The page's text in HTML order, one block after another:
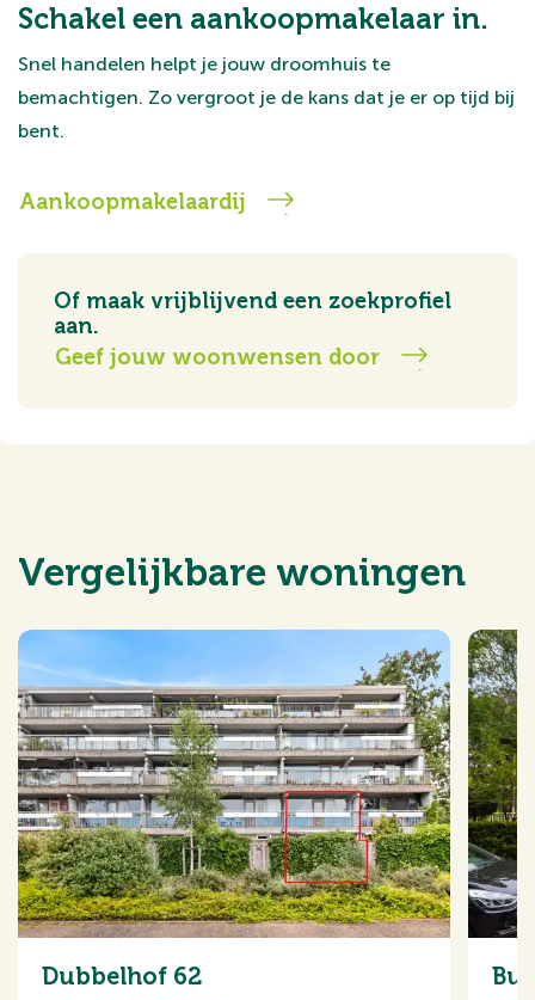
Schakel een aankoopmakelaar in.
Snel handelen helpt je jouw droomhuis te
bemachtigen. Zo vergroot je de kans dat je er op tijd bij
bent.
Aankoopmakelaardij
Of maak vrijblijvend een zoekprofiel
aan.
Geef jouw woonwensen door
Vergelijkbare woningen
Dubbelhof 62